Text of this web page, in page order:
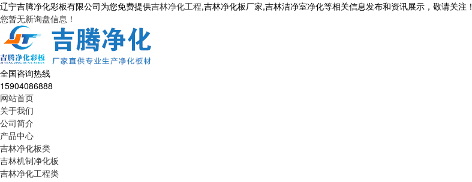
辽宁吉腾净化彩板有限公司为您免费提供吉林净化工程,吉林净化板厂家,吉林洁净室净化等相关信息发布和资讯展示，敬请关注！
您暂无新询盘信息！
全国咨询热线
15904086888
网站首页
关于我们
公司简介
产品中心
吉林净化板类
吉林机制净化板
吉林净化工程类